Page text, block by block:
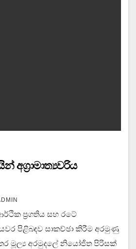
අග්‍රාමාත්‍යවරිය
ප්‍රගතිය සහ රටේ
පිළිබඳව සාකච්ඡා කිරීම අරමුණු
මූල්‍ය අරමුදලේ නියෝජිත පිරිසක්